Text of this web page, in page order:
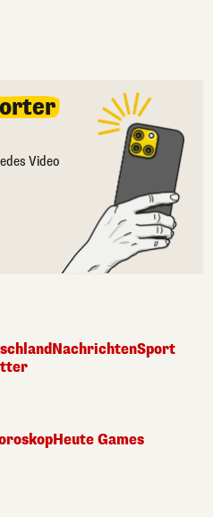
Video
NachrichtenSport
Heute Games